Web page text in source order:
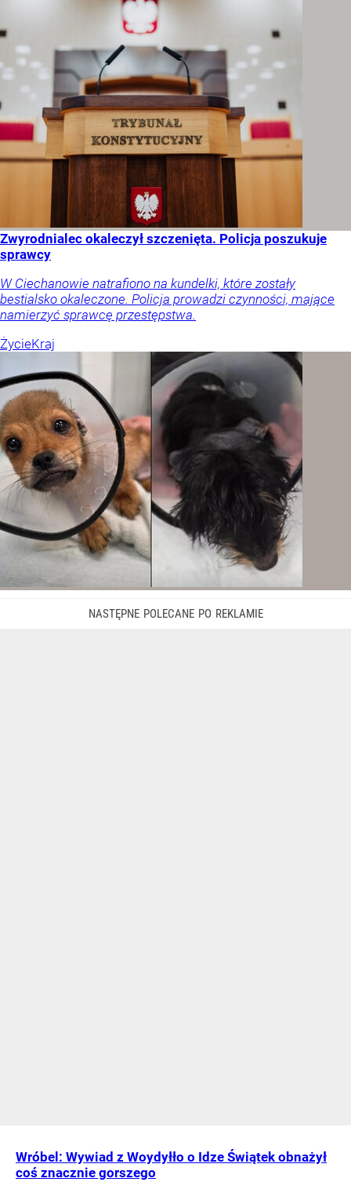
Zwyrodnialec okaleczył szczenięta. Policja poszukuje
sprawcy
W Ciechanowie natrafiono na kundelki, które zostały
bestialsko okaleczone. Policja prowadzi czynności, mające
namierzyć sprawcę przestępstwa.
ŻycieKraj
Wróbel: Wywiad z Woydyłło o Idze Świątek obnażył
coś znacznie gorszego